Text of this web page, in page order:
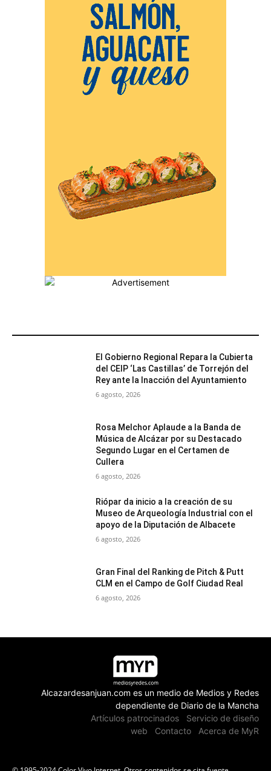
El Gobierno Regional Repara la Cubierta
del CEIP ‘Las Castillas’ de Torrejón del
Rey ante la Inacción del Ayuntamiento
6 agosto, 2026
Rosa Melchor Aplaude a la Banda de
Música de Alcázar por su Destacado
Segundo Lugar en el Certamen de
Cullera
6 agosto, 2026
Riópar da inicio a la creación de su
Museo de Arqueología Industrial con el
apoyo de la Diputación de Albacete
6 agosto, 2026
Gran Final del Ranking de Pitch & Putt
CLM en el Campo de Golf Ciudad Real
6 agosto, 2026
Alcazardesanjuan.com es un medio de Medios y Redes
dependiente de Diario de la Mancha
Artículos patrocinados
Servicio de diseño
web
Contacto Acerca de MyR